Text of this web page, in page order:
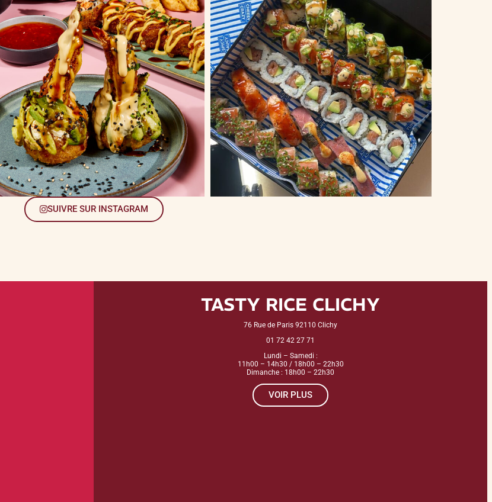
SUIVRE SUR INSTAGRAM
TASTY RICE CLICHY
76 Rue de Paris 92110 Clichy
01 72 42 27 71
Lundi – Samedi :
11h00 – 14h30 / 18h00 – 22h30
Dimanche : 18h00 – 22h30
VOIR PLUS